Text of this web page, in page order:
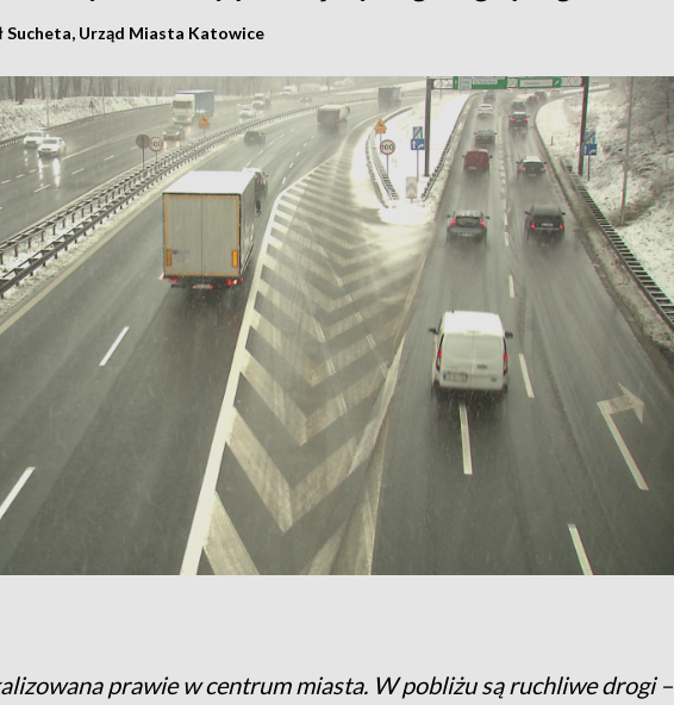
Sucheta, Urząd Miasta Katowice
prawie w centrum miasta. W pobliżu są ruchliwe drogi –